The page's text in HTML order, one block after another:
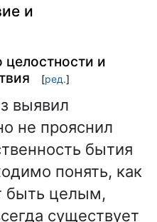
и
целостности и
[ред.]
выявил
не прояснил
бытия
понять, как
быть целым,
существует